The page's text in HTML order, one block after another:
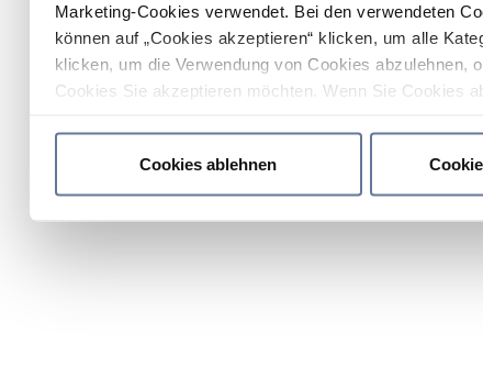
Marketing-Cookies verwendet. Bei den verwendeten
können auf „Cookies akzeptieren“ klicken, um alle
klicken, um die Verwendung von Cookies abzulehnen,
Cookies Sie akzeptieren möchten. Wenn Sie Cookies
Cookies ablehnen